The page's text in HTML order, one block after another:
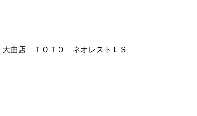
大曲店 ＴＯＴＯ ネオレストＬＳ